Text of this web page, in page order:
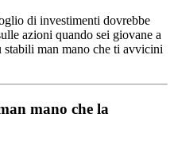
di investimenti dovrebbe
azioni quando sei giovane a
stabili man mano che ti avvicini
mano che la